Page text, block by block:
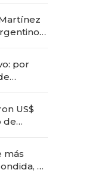
por
US$
de
más
el